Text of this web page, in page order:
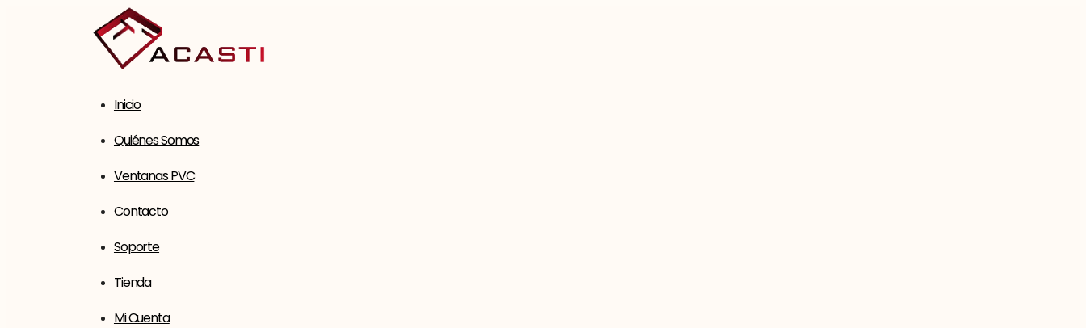
Inicio
Quiénes Somos
Ventanas PVC
Contacto
Soporte
Tienda
Mi Cuenta